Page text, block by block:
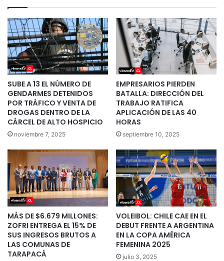
SUBE A 13 EL NÚMERO DE
GENDARMES DETENIDOS
POR TRÁFICO Y VENTA DE
DROGAS DENTRO DE LA
CÁRCEL DE ALTO HOSPICIO
noviembre 7, 2025
EMPRESARIOS PIERDEN
BATALLA: DIRECCIÓN DEL
TRABAJO RATIFICA
APLICACIÓN DE LAS 40
HORAS
septiembre 10, 2025
MÁS DE $6.679 MILLONES:
ZOFRI ENTREGA EL 15% DE
SUS INGRESOS BRUTOS A
LAS COMUNAS DE
TARAPACÁ
VOLEIBOL: CHILE CAE EN EL
DEBUT FRENTE A ARGENTINA
EN LA COPA AMÉRICA
FEMENINA 2025
julio 3, 2025